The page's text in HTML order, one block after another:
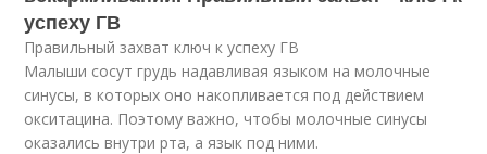
успеху ГВ
Правильный захват ключ к успеху ГВ
Малыши сосут грудь надавливая языком на молочные
синусы, в которых оно накопливается под действием
окситацина. Поэтому важно, чтобы молочные синусы
оказались внутри рта, а язык под ними.